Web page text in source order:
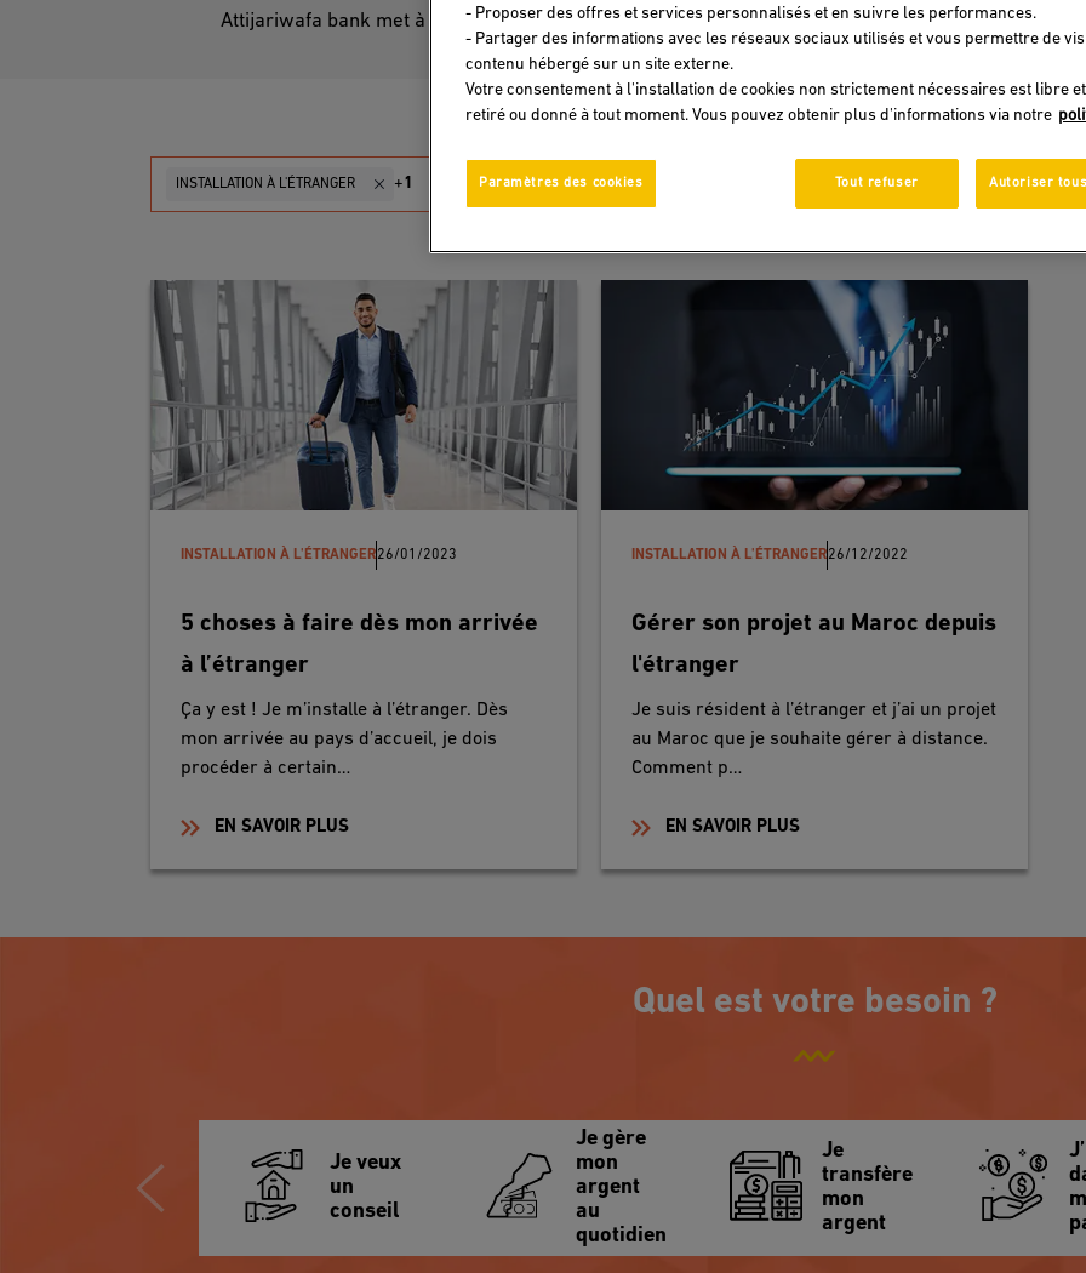
Attijariwafa bank met à votre disposition un ensemble de conseils sur plusieurs sujets afin de
INSTALLATION À L'ÉTRANGER +1 APPLIQUER RÉINITIALISER
INSTALLATION À L'ÉTRANGER26/01/2023
5 choses à faire dès mon arrivée
à l’étranger
Ça y est ! Je m’installe à l’étranger. Dès
mon arrivée au pays d’accueil, je dois
procéder à certain…
EN SAVOIR PLUS
INSTALLATION À L'ÉTRANGER26/12/2022
Gérer son projet au Maroc depuis
l'étranger
Je suis résident à l’étranger et j’ai un projet
au Maroc que je souhaite gérer à distance.
Comment p…
EN SAVOIR PLUS
Quel est votre besoin ?
Je veux
un
conseil
Je gère
mon
argent
au
quotidien
Je
transfère
mon
argent
- Proposer des offres et services personnalisés et en suivre les performances.
- Partager des informations avec les réseaux sociaux utilisés et vous permettre de
contenu hébergé sur un site externe.
Votre consentement à l'installation de cookies non strictement nécessaires est libre
retiré ou donné à tout moment. Vous pouvez obtenir plus d'informations via notre
Tout refuser Autoriser
Paramètres des cookies